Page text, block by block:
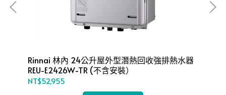
Rinnai 林內 24公升屋外型潛熱回收強排熱水器
REU-E2426W-TR (不含安裝）
NT$52,955